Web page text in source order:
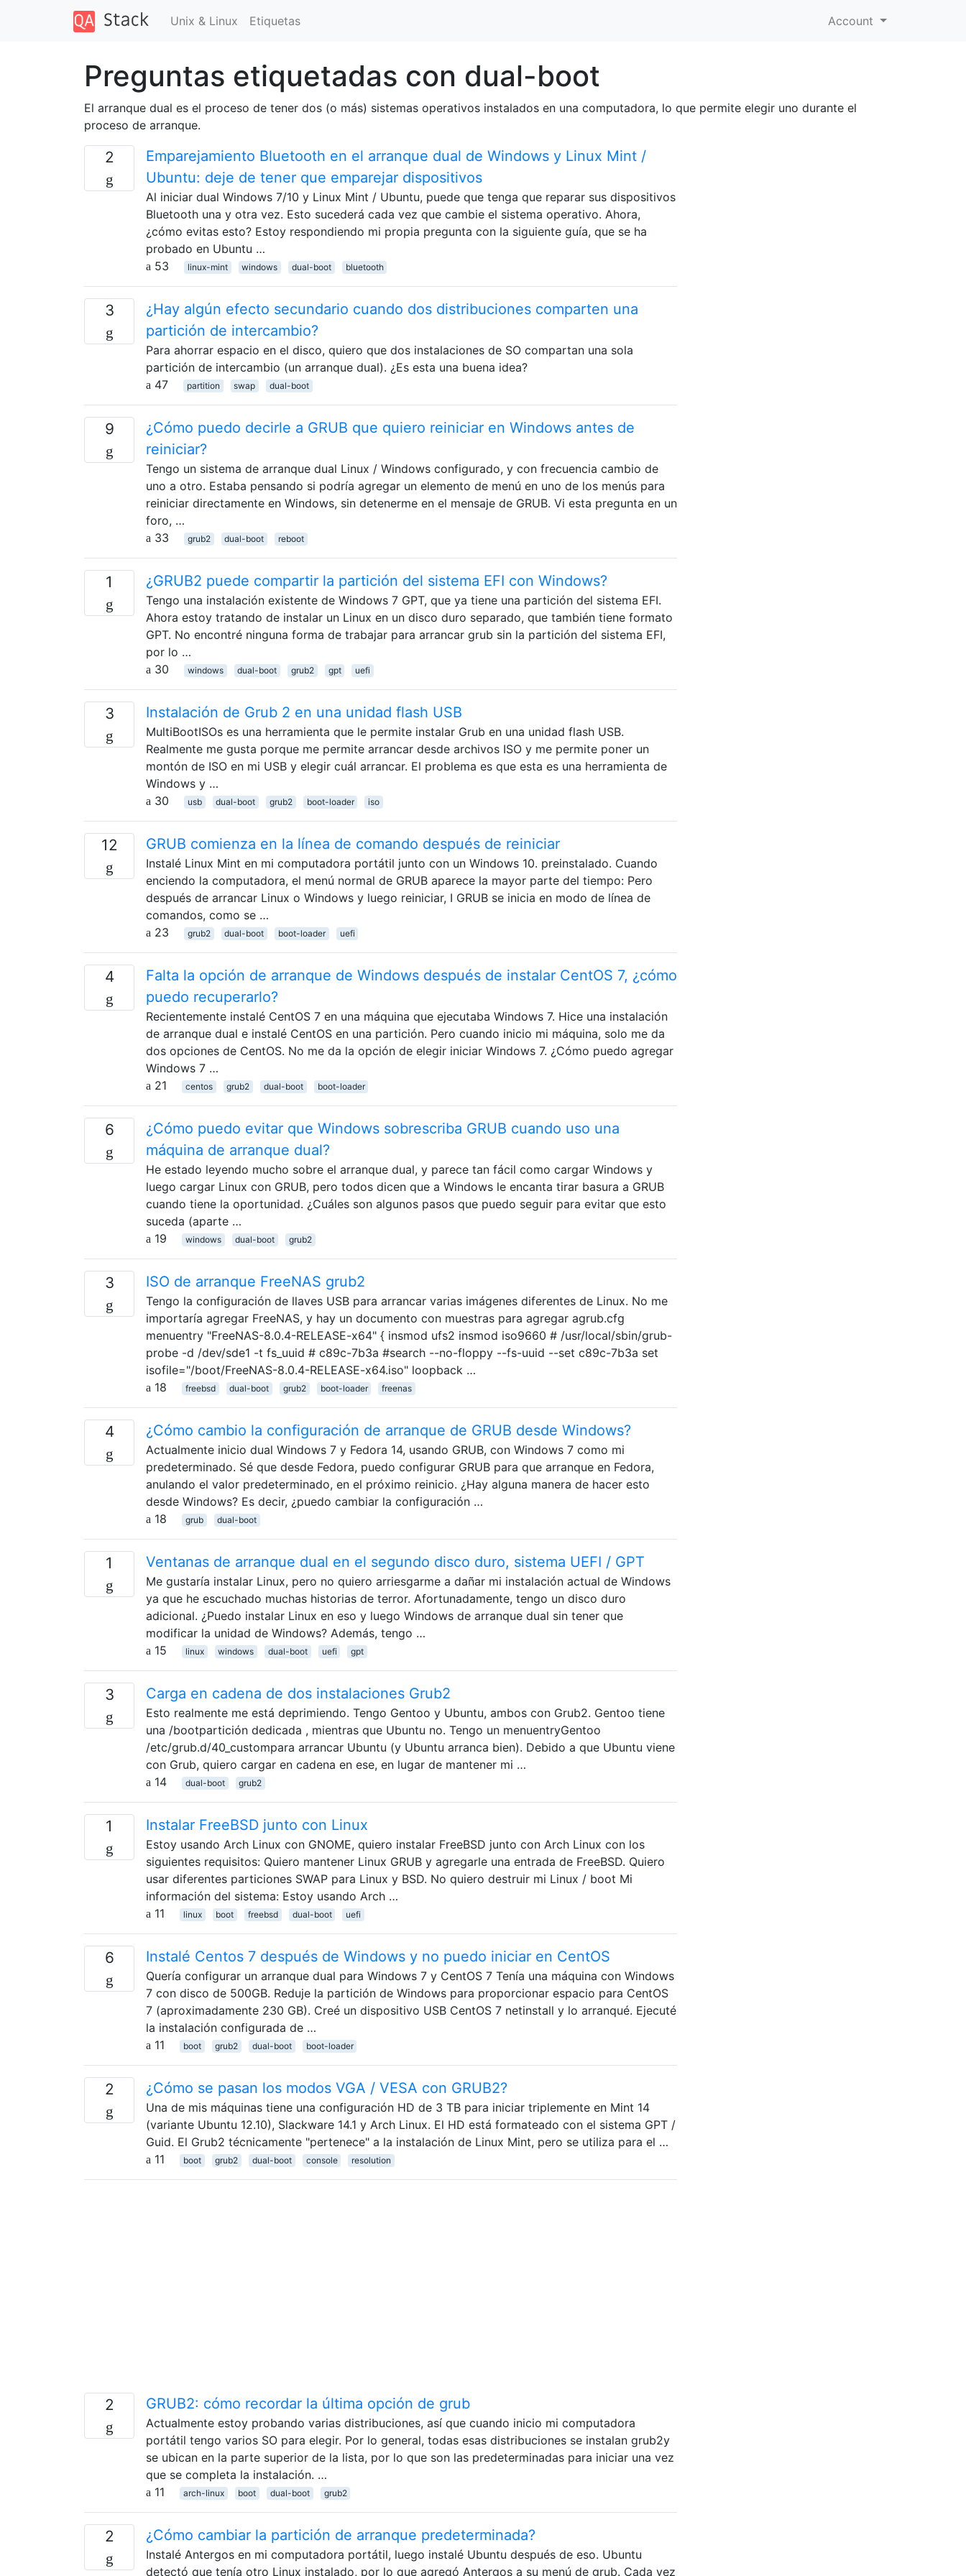
Unix & Linux Etiquetas Account
Preguntas etiquetadas con dual-boot
El arranque dual es el proceso de tener dos (o más) sistemas operativos instalados en una computadora, lo que permite elegir uno durante el
proceso de arranque.
2
Emparejamiento Bluetooth en el arranque dual de Windows y Linux Mint /
Ubuntu: deje de tener que emparejar dispositivos
Al iniciar dual Windows 7/10 y Linux Mint / Ubuntu, puede que tenga que reparar sus dispositivos
Bluetooth una y otra vez. Esto sucederá cada vez que cambie el sistema operativo. Ahora,
¿cómo evitas esto? Estoy respondiendo mi propia pregunta con la siguiente guía, que se ha
probado en Ubuntu …
53
linux-mint windows dual-boot bluetooth
3
¿Hay algún efecto secundario cuando dos distribuciones comparten una
partición de intercambio?
Para ahorrar espacio en el disco, quiero que dos instalaciones de SO compartan una sola
partición de intercambio (un arranque dual). ¿Es esta una buena idea?
47
partition swap dual-boot
9
¿Cómo puedo decirle a GRUB que quiero reiniciar en Windows antes de
reiniciar?
Tengo un sistema de arranque dual Linux / Windows configurado, y con frecuencia cambio de
uno a otro. Estaba pensando si podría agregar un elemento de menú en uno de los menús para
reiniciar directamente en Windows, sin detenerme en el mensaje de GRUB. Vi esta pregunta en un
foro, …
33
grub2 dual-boot reboot
1 ¿GRUB2 puede compartir la partición del sistema EFI con Windows?
Tengo una instalación existente de Windows 7 GPT, que ya tiene una partición del sistema EFI.
Ahora estoy tratando de instalar un Linux en un disco duro separado, que también tiene formato
GPT. No encontré ninguna forma de trabajar para arrancar grub sin la partición del sistema EFI,
por lo …
30
windows dual-boot grub2 gpt uefi
3 Instalación de Grub 2 en una unidad flash USB
MultiBootISOs es una herramienta que le permite instalar Grub en una unidad flash USB.
Realmente me gusta porque me permite arrancar desde archivos ISO y me permite poner un
montón de ISO en mi USB y elegir cuál arrancar. El problema es que esta es una herramienta de
Windows y …
30
usb dual-boot grub2 boot-loader iso
12 GRUB comienza en la línea de comando después de reiniciar
Instalé Linux Mint en mi computadora portátil junto con un Windows 10. preinstalado. Cuando
enciendo la computadora, el menú normal de GRUB aparece la mayor parte del tiempo: Pero
después de arrancar Linux o Windows y luego reiniciar, I GRUB se inicia en modo de línea de
comandos, como se …
23
grub2 dual-boot boot-loader uefi
4
Falta la opción de arranque de Windows después de instalar CentOS 7, ¿cómo
puedo recuperarlo?
Recientemente instalé CentOS 7 en una máquina que ejecutaba Windows 7. Hice una instalación
de arranque dual e instalé CentOS en una partición. Pero cuando inicio mi máquina, solo me da
dos opciones de CentOS. No me da la opción de elegir iniciar Windows 7. ¿Cómo puedo agregar
Windows 7 …
21
centos grub2 dual-boot boot-loader
6
¿Cómo puedo evitar que Windows sobrescriba GRUB cuando uso una
máquina de arranque dual?
He estado leyendo mucho sobre el arranque dual, y parece tan fácil como cargar Windows y
luego cargar Linux con GRUB, pero todos dicen que a Windows le encanta tirar basura a GRUB
cuando tiene la oportunidad. ¿Cuáles son algunos pasos que puedo seguir para evitar que esto
suceda (aparte …
19
windows dual-boot grub2
3 ISO de arranque FreeNAS grub2
Tengo la configuración de llaves USB para arrancar varias imágenes diferentes de Linux. No me
importaría agregar FreeNAS, y hay un documento con muestras para agregar agrub.cfg
menuentry "FreeNAS-8.0.4-RELEASE-x64" { insmod ufs2 insmod iso9660 # /usr/local/sbin/grub-
probe -d /dev/sde1 -t fs_uuid # c89c-7b3a #search --no-floppy --fs-uuid --set c89c-7b3a set
isofile="/boot/FreeNAS-8.0.4-RELEASE-x64.iso" loopback …
18
freebsd dual-boot grub2 boot-loader freenas
4 ¿Cómo cambio la configuración de arranque de GRUB desde Windows?
Actualmente inicio dual Windows 7 y Fedora 14, usando GRUB, con Windows 7 como mi
predeterminado. Sé que desde Fedora, puedo configurar GRUB para que arranque en Fedora,
anulando el valor predeterminado, en el próximo reinicio. ¿Hay alguna manera de hacer esto
desde Windows? Es decir, ¿puedo cambiar la configuración …
18
grub dual-boot
1 Ventanas de arranque dual en el segundo disco duro, sistema UEFI / GPT
Me gustaría instalar Linux, pero no quiero arriesgarme a dañar mi instalación actual de Windows
ya que he escuchado muchas historias de terror. Afortunadamente, tengo un disco duro
adicional. ¿Puedo instalar Linux en eso y luego Windows de arranque dual sin tener que
modificar la unidad de Windows? Además, tengo …
15
linux windows dual-boot uefi gpt
3 Carga en cadena de dos instalaciones Grub2
Esto realmente me está deprimiendo. Tengo Gentoo y Ubuntu, ambos con Grub2. Gentoo tiene
una /bootpartición dedicada , mientras que Ubuntu no. Tengo un menuentryGentoo
/etc/grub.d/40_custompara arrancar Ubuntu (y Ubuntu arranca bien). Debido a que Ubuntu viene
con Grub, quiero cargar en cadena en ese, en lugar de mantener mi …
14
dual-boot grub2
1 Instalar FreeBSD junto con Linux
Estoy usando Arch Linux con GNOME, quiero instalar FreeBSD junto con Arch Linux con los
siguientes requisitos: Quiero mantener Linux GRUB y agregarle una entrada de FreeBSD. Quiero
usar diferentes particiones SWAP para Linux y BSD. No quiero destruir mi Linux / boot Mi
información del sistema: Estoy usando Arch …
11
linux boot freebsd dual-boot uefi
6 Instalé Centos 7 después de Windows y no puedo iniciar en CentOS
Quería configurar un arranque dual para Windows 7 y CentOS 7 Tenía una máquina con Windows
7 con disco de 500GB. Reduje la partición de Windows para proporcionar espacio para CentOS
7 (aproximadamente 230 GB). Creé un dispositivo USB CentOS 7 netinstall y lo arranqué. Ejecuté
la instalación configurada de …
11
boot grub2 dual-boot boot-loader
2 ¿Cómo se pasan los modos VGA / VESA con GRUB2?
Una de mis máquinas tiene una configuración HD de 3 TB para iniciar triplemente en Mint 14
(variante Ubuntu 12.10), Slackware 14.1 y Arch Linux. El HD está formateado con el sistema GPT /
Guid. El Grub2 técnicamente "pertenece" a la instalación de Linux Mint, pero se utiliza para el …
11
boot grub2 dual-boot console resolution
2 GRUB2: cómo recordar la última opción de grub
Actualmente estoy probando varias distribuciones, así que cuando inicio mi computadora
portátil tengo varios SO para elegir. Por lo general, todas esas distribuciones se instalan grub2y
se ubican en la parte superior de la lista, por lo que son las predeterminadas para iniciar una vez
que se completa la instalación. …
11
arch-linux boot dual-boot grub2
2 ¿Cómo cambiar la partición de arranque predeterminada?
Instalé Antergos en mi computadora portátil, luego instalé Ubuntu después de eso. Ubuntu
detectó que tenía otro Linux instalado, por lo que agregó Antergos a su menú de grub. Cada vez